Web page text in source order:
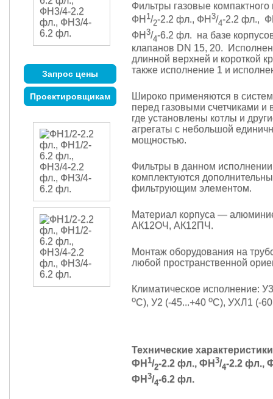
Запрос цены
Проектировщикам
Фильтры газовые
ФН 1/2-2.2 фл., ФН 3/4-2.2 фл.,
ФН 3/4-6.2 фл. на базе
клапанов DN 15, 20.
длинной верхней и короткой
также исполнение 1 и
Широко применяются в
перед газовыми счетчиками и
где установлены котлы и
агрегаты с небольшой
мощностью.
Фильтры в данном исполнении
комплектуются
фильтрующим элементом.
Материал корпуса —
АК12ОЧ, АК12ПЧ.
Монтаж оборудования на
любой пространственной
Климатическое исполнение:
oС), У2 (-45...+40 oС), УХЛ1 (-
Технические
ФН 1/2-2.2 фл., ФН 3/4-2.2 фл.,
ФН 3/4-6.2 фл.